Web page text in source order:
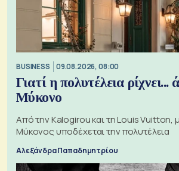
BUSINESS 09.08.2026, 08:00
Γιατί η πολυτέλεια
Μύκονο
Από την Kalogirou και τη Louis Vuitton,
Μύκονος υποδέχεται την πολυτέλεια
Αλεξάνδρα Παπαδημητρίου